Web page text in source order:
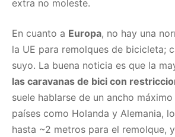
extra no moleste.
En cuanto a Europa, no hay una
la UE para remolques de bicicleta;
suyo. La buena noticia es que la
las caravanas de bici con
suele hablarse de un ancho
países como Holanda y Alemania,
hasta ~2 metros para el remolque,